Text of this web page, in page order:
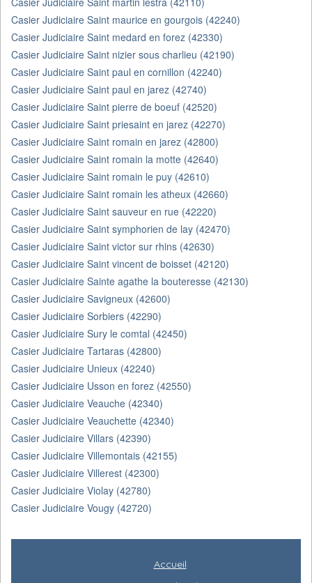
Casier Judiciaire Saint maurice en gourgois (42240)
Casier Judiciaire Saint medard en forez (42330)
Casier Judiciaire Saint nizier sous charlieu (42190)
Casier Judiciaire Saint paul en cornillon (42240)
Casier Judiciaire Saint paul en jarez (42740)
Casier Judiciaire Saint pierre de boeuf (42520)
Casier Judiciaire Saint priesaint en jarez (42270)
Casier Judiciaire Saint romain en jarez (42800)
Casier Judiciaire Saint romain la motte (42640)
Casier Judiciaire Saint romain le puy (42610)
Casier Judiciaire Saint romain les atheux (42660)
Casier Judiciaire Saint sauveur en rue (42220)
Casier Judiciaire Saint symphorien de lay (42470)
Casier Judiciaire Saint victor sur rhins (42630)
Casier Judiciaire Saint vincent de boisset (42120)
Casier Judiciaire Sainte agathe la bouteresse (42130)
Casier Judiciaire Savigneux (42600)
Casier Judiciaire Sorbiers (42290)
Casier Judiciaire Sury le comtal (42450)
Casier Judiciaire Tartaras (42800)
Casier Judiciaire Unieux (42240)
Casier Judiciaire Usson en forez (42550)
Casier Judiciaire Veauche (42340)
Casier Judiciaire Veauchette (42340)
Casier Judiciaire Villars (42390)
Casier Judiciaire Villemontais (42155)
Casier Judiciaire Villerest (42300)
Casier Judiciaire Violay (42780)
Casier Judiciaire Vougy (42720)
Accueil